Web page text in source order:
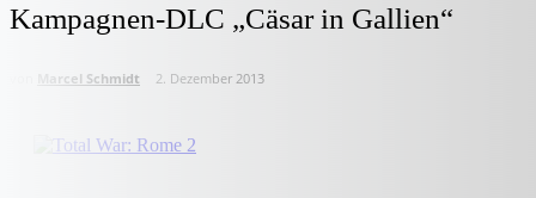
Kampagnen-DLC „Cäsar in Gallien“
Marcel Schmidt 2. Dezember 2013